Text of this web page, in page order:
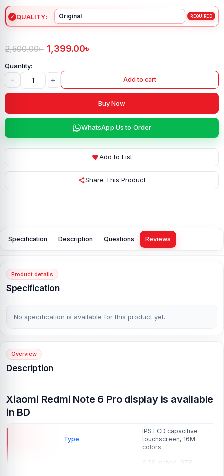
QUALITY
2,500.00৳ 1,399.00৳
- + Add to cart
Buy Now
WhatsApp Us to Order
Add to List
Share This Product
Specification Description Questions Reviews
Product details
Specification
No specification is available for this product yet.
Overview
Description
Xiaomi Redmi Note 6 Pro display is available
in BD
Type
IPS LCD capacitive
touchscreen, 16M
colors
6.26 inches, 97.8